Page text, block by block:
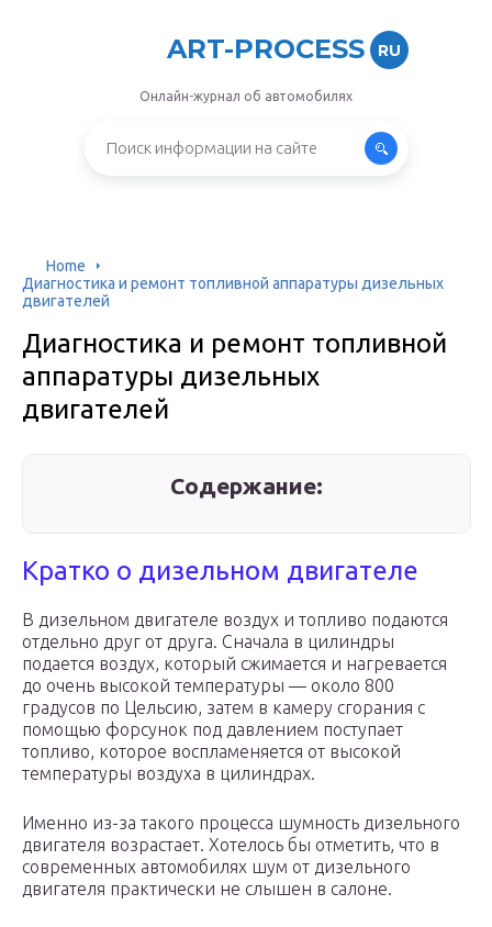
ART-PROCESS RU
Онлайн-журнал об автомобилях
Home
Диагностика и ремонт топливной аппаратуры дизельных
двигателей
Диагностика и ремонт топливной
аппаратуры дизельных
двигателей
Содержание:
Кратко о дизельном двигателе
В дизельном двигателе воздух и топливо подаются
отдельно друг от друга. Сначала в цилиндры
подается воздух, который сжимается и нагревается
до очень высокой температуры — около 800
градусов по Цельсию, затем в камеру сгорания с
помощью форсунок под давлением поступает
топливо, которое воспламеняется от высокой
температуры воздуха в цилиндрах.
Именно из-за такого процесса шумность дизельного
двигателя возрастает. Хотелось бы отметить, что в
современных автомобилях шум от дизельного
двигателя практически не слышен в салоне.